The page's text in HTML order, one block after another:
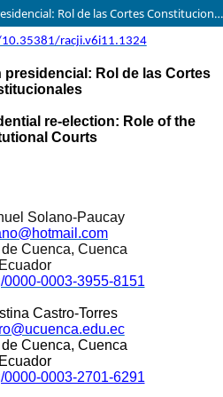
Alternancia y reelección presidencial: Rol de las Cortes Constitucionales